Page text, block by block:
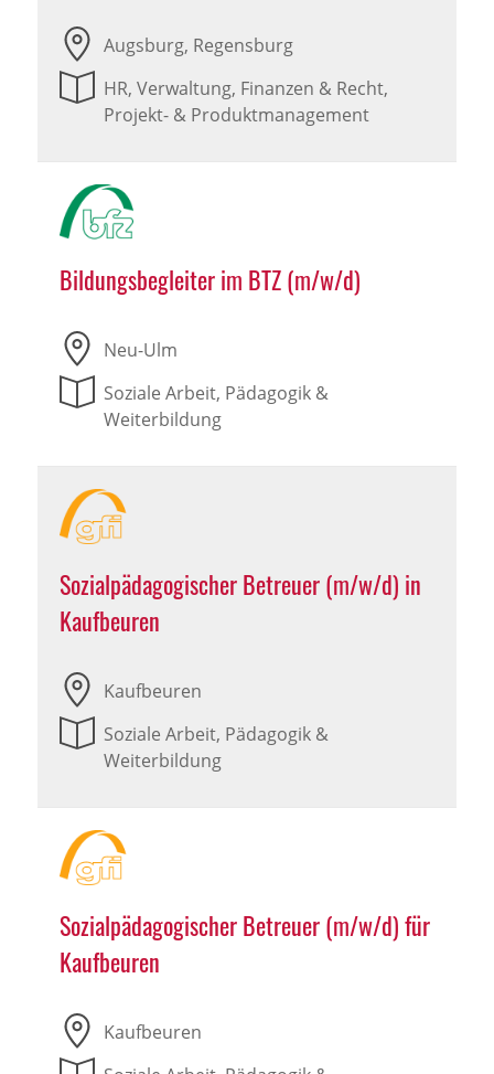
Augsburg, Regensburg
HR, Verwaltung, Finanzen & Recht,
Projekt- & Produktmanagement
Bildungsbegleiter im BTZ (m/w/d)
Neu-Ulm
Soziale Arbeit, Pädagogik &
Weiterbildung
Sozialpädagogischer Betreuer (m/w/d) in
Kaufbeuren
Kaufbeuren
Soziale Arbeit, Pädagogik &
Weiterbildung
Sozialpädagogischer Betreuer (m/w/d) für
Kaufbeuren
Kaufbeuren